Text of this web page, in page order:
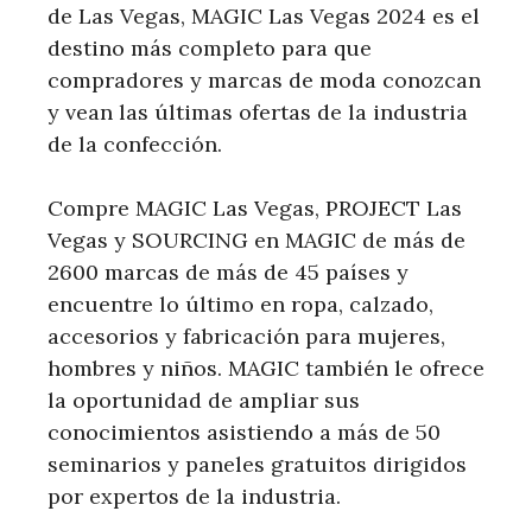
de Las Vegas, MAGIC Las Vegas 2024 es el
destino más completo para que
compradores y marcas de moda conozcan
y vean las últimas ofertas de la industria
de la confección.
Compre MAGIC Las Vegas, PROJECT Las
Vegas y SOURCING en MAGIC de más de
2600 marcas de más de 45 países y
encuentre lo último en ropa, calzado,
accesorios y fabricación para mujeres,
hombres y niños. MAGIC también le ofrece
la oportunidad de ampliar sus
conocimientos asistiendo a más de 50
seminarios y paneles gratuitos dirigidos
por expertos de la industria.